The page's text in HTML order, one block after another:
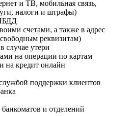
и ТВ, мобильная связь,
налоги и штрафы)
счетами, а также в адрес
реквизитам)
случае утери
на операции по картам
на кредит онлайн
поддержки клиентов
и отделений